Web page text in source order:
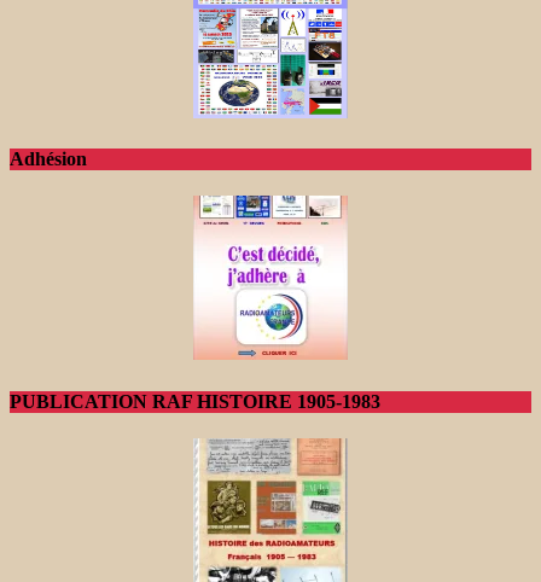
Adhésion
PUBLICATION RAF HISTOIRE 1905-1983